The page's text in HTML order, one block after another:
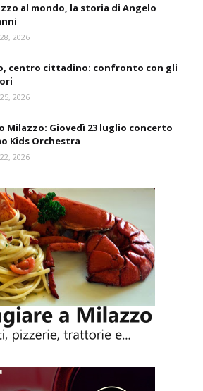
al mondo, la storia di Angelo
2026
centro cittadino: confronto con gli
2026
Milazzo: Giovedì 23 luglio concerto
Kids Orchestra
2026